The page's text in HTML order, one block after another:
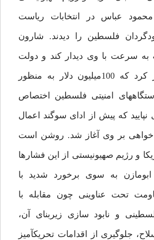
محمود عباس در انتخابات رياست
فلسطين را ديدند. شارون
به سرعت با وى ديدار كند و دولت
آمريكا مقرر كرد كه 100ميليون دلار به منظور
امنيتى فلسطين اختصاص
نپاييد كه پيش از اداى سوگند اعمال
خواهى بر وى آغاز شد. روشن است
و رژيم صهيونيستى از اين فشارها
به سوى برخورد شديد با
تحت عناوينى چون مقابله با
و نابود سازى زيربناى آن،
جلوگيرى از اقدامات تحريك‏آميز